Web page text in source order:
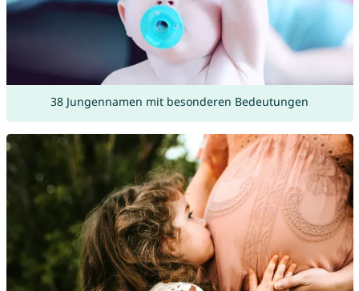
38 Jungennamen mit besonderen Bedeutungen